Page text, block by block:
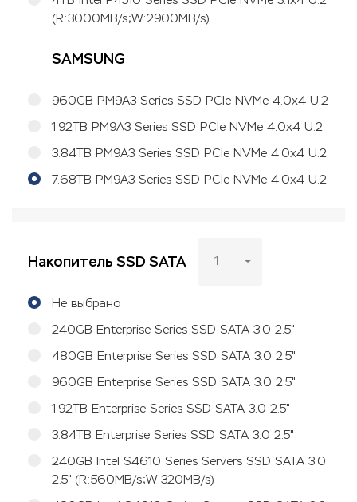
(R:3000MB/s;W:2900MB/s)
SAMSUNG
960GB PM9A3 Series SSD PCIe NVMe 4.0x4 U.2
1.92TB PM9A3 Series SSD PCIe NVMe 4.0x4 U.2
3.84TB PM9A3 Series SSD PCIe NVMe 4.0x4 U.2
7.68TB PM9A3 Series SSD PCIe NVMe 4.0x4 U.2
Накопитель SSD SATA 1
Не выбрано
240GB Enterprise Series SSD SATA 3.0 2.5"
480GB Enterprise Series SSD SATA 3.0 2.5"
960GB Enterprise Series SSD SATA 3.0 2.5"
1.92TB Enterprise Series SSD SATA 3.0 2.5"
3.84TB Enterprise Series SSD SATA 3.0 2.5"
240GB Intel S4610 Series Servers SSD SATA 3.0
2.5" (R:560MB/s;W:320MB/s)